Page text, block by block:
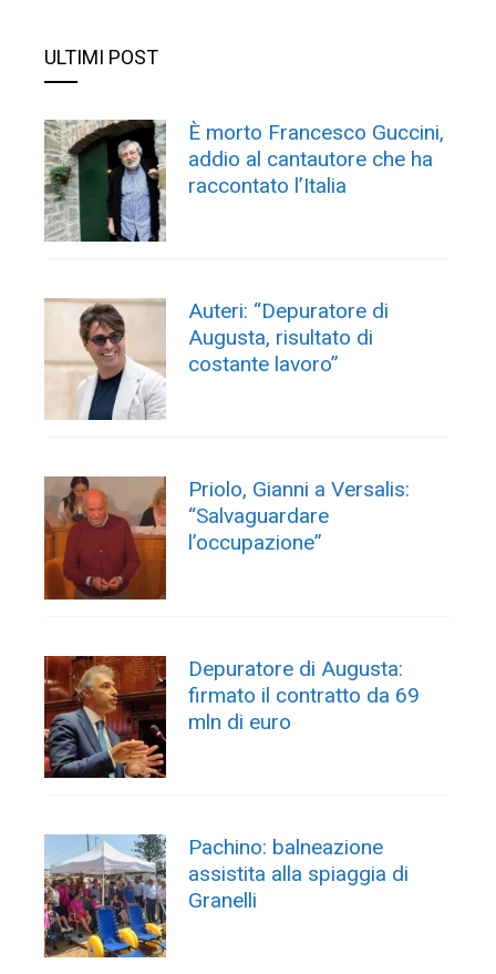
ULTIMI POST
È morto Francesco Guccini,
addio al cantautore che ha
raccontato l’Italia
Auteri: “Depuratore di
Augusta, risultato di
costante lavoro”
Priolo, Gianni a Versalis:
“Salvaguardare
l’occupazione”
Depuratore di Augusta:
firmato il contratto da 69
mln di euro
Pachino: balneazione
assistita alla spiaggia di
Granelli